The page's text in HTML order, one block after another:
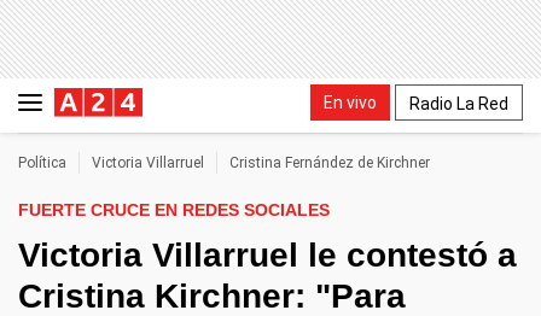
En vivo Radio La Red
Política Victoria Villarruel Cristina Fernández de Kirchner
FUERTE CRUCE EN REDES SOCIALES
Victoria Villarruel le contestó a
Cristina Kirchner: "Para